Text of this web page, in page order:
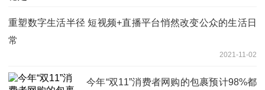
重塑数字生活半径 短视频+直播平台悄然改变公众的生活日
常
2021-11-02
今年“双11”消费者网购的包裹预计98%都